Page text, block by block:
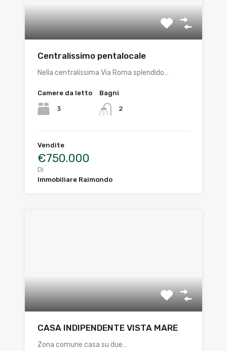
Centralissimo pentalocale
Nella centralissima Via Roma splendido…
Camere da letto
3
Bagni
2
Vendite
€750.000
Di
Immobiliare Raimondo
CASA INDIPENDENTE VISTA MARE
Zona comune casa su due…